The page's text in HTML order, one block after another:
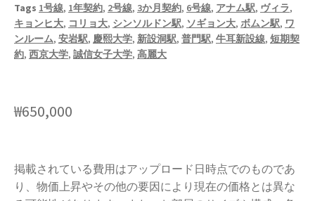
Tags 1号線, 1年契約, 2号線, 3か月契約, 6号線, アナム駅, ヴィラ,
キョンヒ大, コリョ大, シンソルドン駅, ソギョン大, ボムン駅, ワ
ンルーム, 安岩駅, 慶熙大学, 新設洞駅, 普門駅, 牛耳新設線, 短期契
約, 西京大学, 誠信女子大学, 高麗大
₩650,000
掲載されている費用はアップロード日時点でのものであ
り、物価上昇やその他の要因により現在の価格とは異な